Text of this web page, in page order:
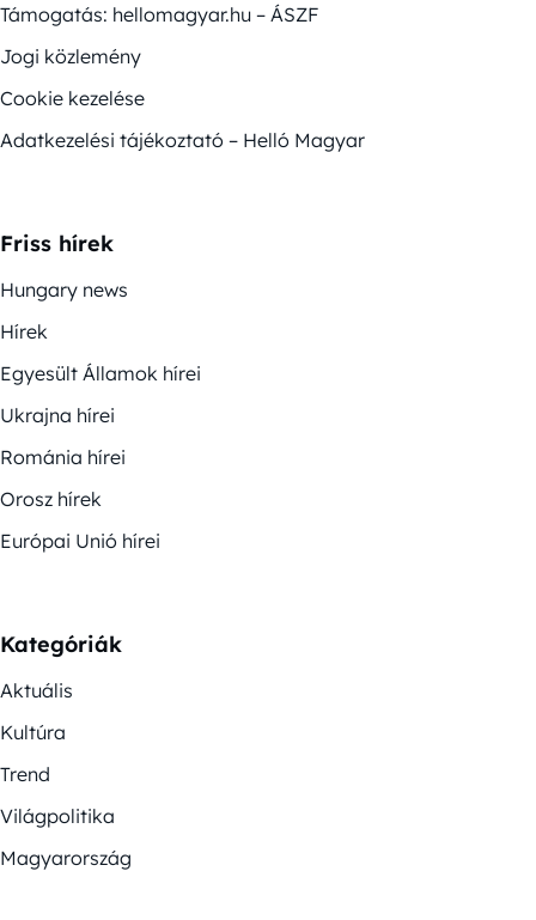
Támogatás: hellomagyar.hu – ÁSZF
Jogi közlemény
Cookie kezelése
Adatkezelési tájékoztató – Helló Magyar
Friss hírek
Hungary news
Hírek
Egyesült Államok hírei
Ukrajna hírei
Románia hírei
Orosz hírek
Európai Unió hírei
Kategóriák
Aktuális
Kultúra
Trend
Világpolitika
Magyarország